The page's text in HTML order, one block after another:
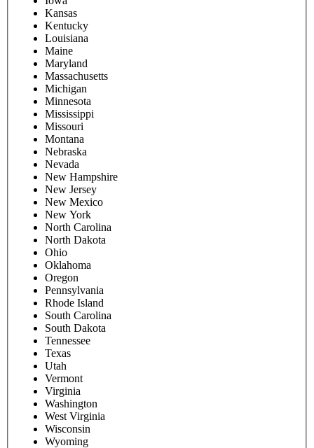
Kansas
Kentucky
Louisiana
Maine
Maryland
Massachusetts
Michigan
Minnesota
Mississippi
Missouri
Montana
Nebraska
Nevada
New Hampshire
New Jersey
New Mexico
New York
North Carolina
North Dakota
Ohio
Oklahoma
Oregon
Pennsylvania
Rhode Island
South Carolina
South Dakota
Tennessee
Texas
Utah
Vermont
Virginia
Washington
West Virginia
Wisconsin
Wyoming